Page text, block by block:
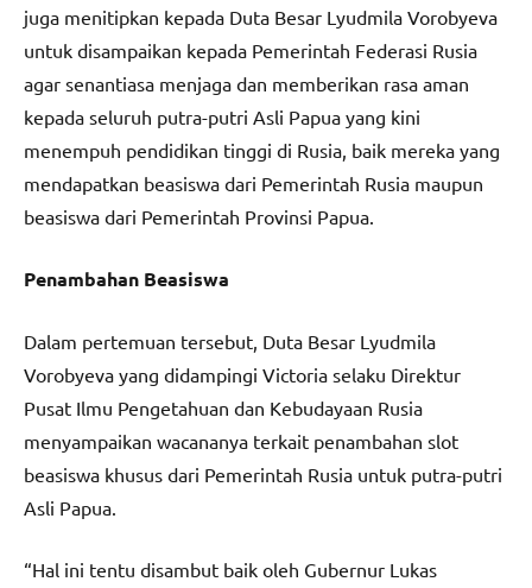
juga menitipkan kepada Duta Besar Lyudmila Vorobyeva
untuk disampaikan kepada Pemerintah Federasi Rusia
agar senantiasa menjaga dan memberikan rasa aman
kepada seluruh putra-putri Asli Papua yang kini
menempuh pendidikan tinggi di Rusia, baik mereka yang
mendapatkan beasiswa dari Pemerintah Rusia maupun
beasiswa dari Pemerintah Provinsi Papua.
Penambahan Beasiswa
Dalam pertemuan tersebut, Duta Besar Lyudmila
Vorobyeva yang didampingi Victoria selaku Direktur
Pusat Ilmu Pengetahuan dan Kebudayaan Rusia
menyampaikan wacananya terkait penambahan slot
beasiswa khusus dari Pemerintah Rusia untuk putra-putri
Asli Papua.
“Hal ini tentu disambut baik oleh Gubernur Lukas